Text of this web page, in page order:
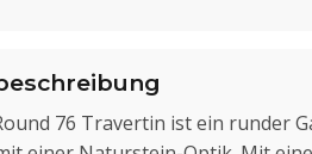
76 Travertin ist ein runder